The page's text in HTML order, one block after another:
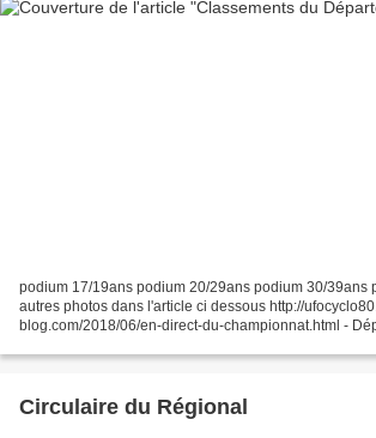
podium 17/19ans podium 20/29ans podium 30/39ans
autres photos dans l'article ci dessous http://
blog.com/2018/06/en-direct-du-championnat.html - DépartementalErondelle-
Circulaire du Régional